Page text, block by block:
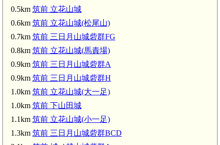
0.5km 筑前 立花山城
0.6km 筑前 立花山城(松尾山)
0.7km 筑前 三日月山城砦群FG
0.8km 筑前 立花山城(馬責場)
0.9km 筑前 三日月山城砦群A
0.9km 筑前 三日月山城砦群H
1.0km 筑前 立花山城(大一足)
1.0km 筑前 下山田城
1.1km 筑前 立花山城(小一足)
1.3km 筑前 三日月山城砦群BCD